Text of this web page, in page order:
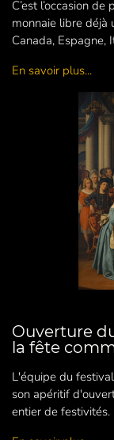
C’est l’occasion
monnaie libre déjà
Canada, Espagne,
En savoir plus...
Ouverture
la fête
L'équipe du
son apéritif
entier de festivités.